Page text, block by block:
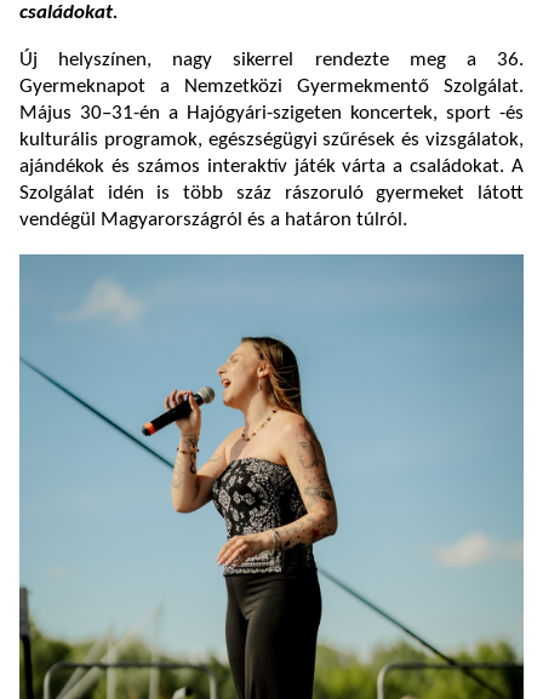
családokat.
Új helyszínen, nagy sikerrel rendezte meg a 36.
Gyermeknapot a Nemzetközi Gyermekmentő Szolgálat.
Május 30–31-én a Hajógyári-szigeten koncertek, sport -és
kulturális programok, egészségügyi szűrések és vizsgálatok,
ajándékok és számos interaktív játék várta a családokat. A
Szolgálat idén is több száz rászoruló gyermeket látott
vendégül Magyarországról és a határon túlról.